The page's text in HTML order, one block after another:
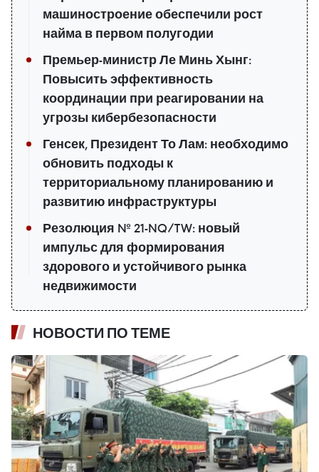
машиностроение обеспечили рост
найма в первом полугодии
Премьер-министр Ле Минь Хынг:
Повысить эффективность
координации при реагировании на
угрозы кибербезопасности
Генсек, Президент То Лам: необходимо
обновить подходы к
территориальному планированию и
развитию инфраструктуры
Резолюция № 21-NQ/TW: новый
импульс для формирования
здорового и устойчивого рынка
недвижимости
НОВОСТИ ПО ТЕМЕ